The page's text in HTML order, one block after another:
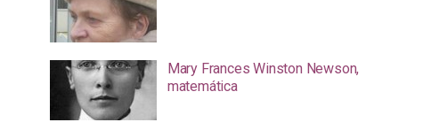
Mary Frances Winston Newson,
matemática